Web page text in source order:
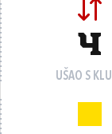
4
UŠAO S